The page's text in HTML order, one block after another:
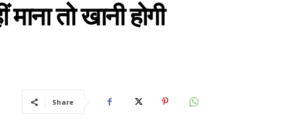
तो खानी होगी
Share